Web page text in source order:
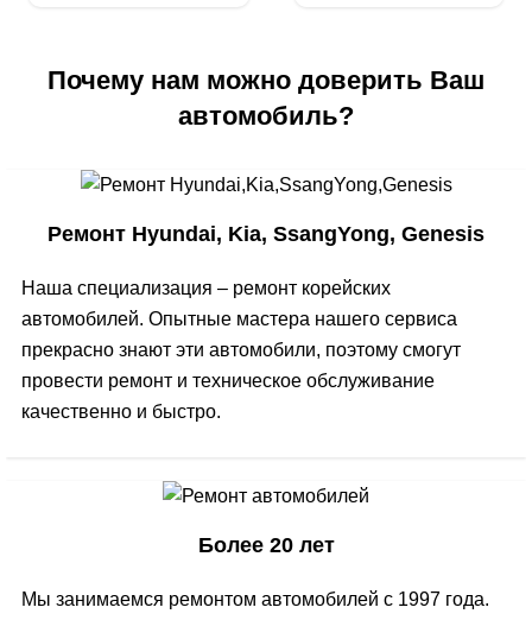
Почему нам можно доверить Ваш
автомобиль?
Ремонт Hyundai, Kia, SsangYong, Genesis
Наша специализация – ремонт корейских
автомобилей. Опытные мастера нашего сервиса
прекрасно знают эти автомобили, поэтому смогут
провести ремонт и техническое обслуживание
качественно и быстро.
Более 20 лет
Мы занимаемся ремонтом автомобилей с 1997 года.